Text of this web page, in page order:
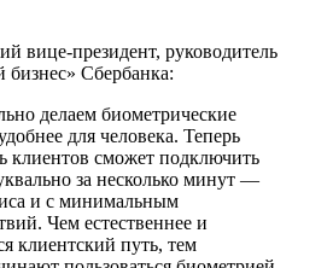
вице-президент, руководитель
Сбербанка:
делаем биометрические
для человека. Теперь
клиентов сможет подключить
за несколько минут —
и с минимальным
Чем естественнее и
клиентский путь, тем